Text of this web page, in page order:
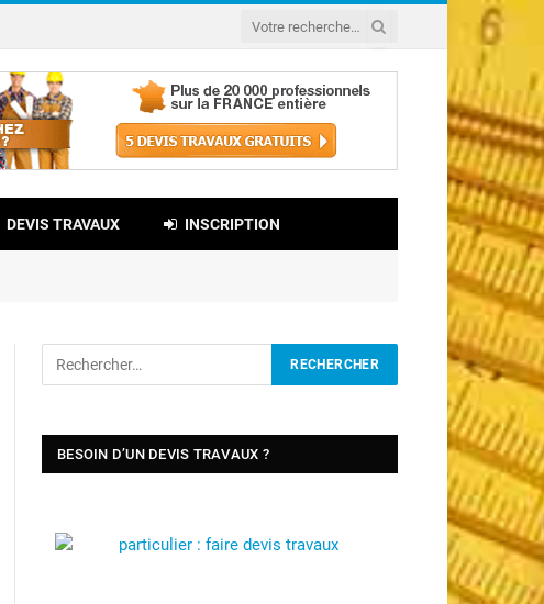
DEVIS TRAVAUX INSCRIPTION
BESOIN D’UN DEVIS TRAVAUX ?